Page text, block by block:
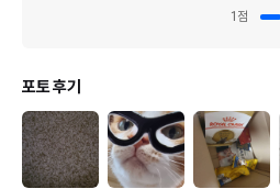
1 점
포토 후기